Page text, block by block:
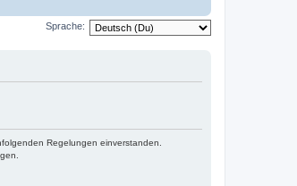
Sprache:
Regelungen einverstanden.